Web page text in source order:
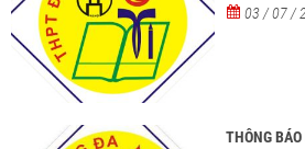
03 / 07 /
THÔNG